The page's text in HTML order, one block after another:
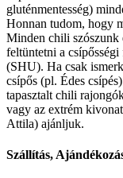
gluténmentesség)
Honnan tudom, hogy
Minden chili szószunk
feltüntetni a
(SHU). Ha csak
csípős (pl. Édes
tapasztalt chili
vagy az extrém
Attila) ajánljuk.
Szállítás,